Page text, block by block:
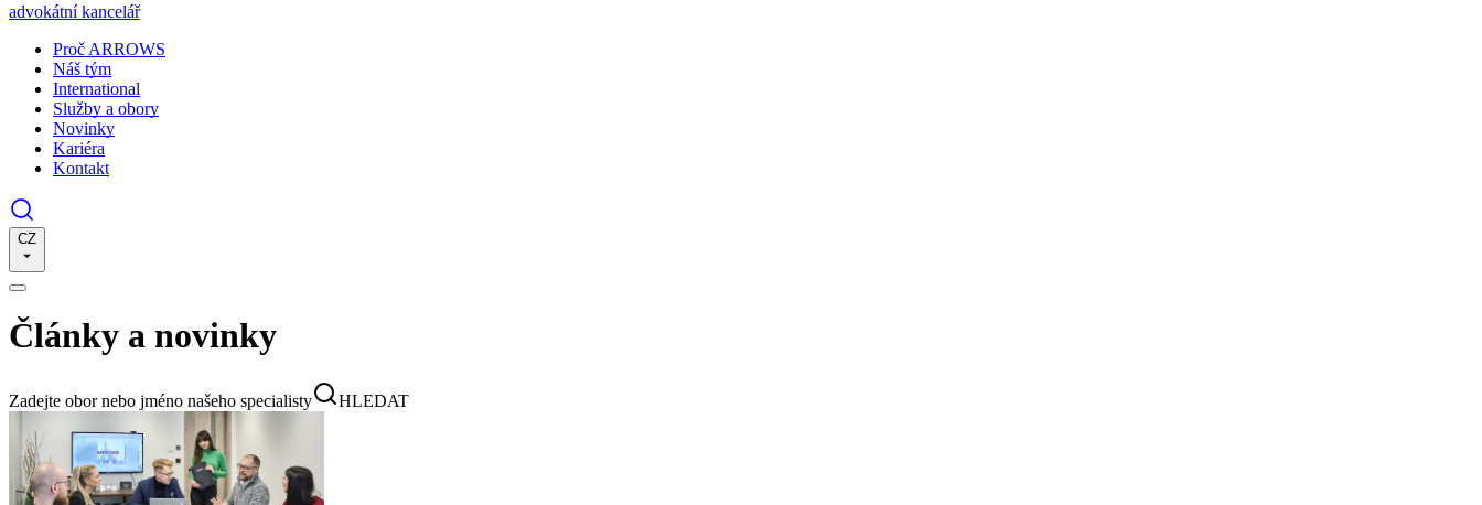
advokátní kancelář
Proč ARROWS
Náš tým
International
Služby a obory
Novinky
Kariéra
Kontakt
CZ
Články a novinky
Zadejte obor nebo jméno našeho specialisty HLEDAT